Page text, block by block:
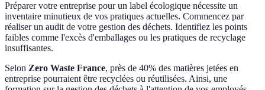
Préparer votre entreprise pour un label écologique nécessite un
inventaire minutieux de vos pratiques actuelles. Commencez par
réaliser un audit de votre gestion des déchets. Identifiez les points
faibles comme l'excès d'emballages ou les pratiques de recyclage
insuffisantes.
Selon Zero Waste France, près de 40% des matières jetées en
entreprise pourraient être recyclées ou réutilisées. Ainsi, une